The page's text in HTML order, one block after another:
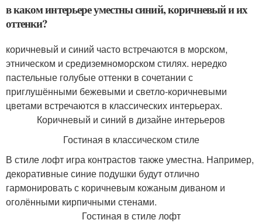
в каком интерьере уместны синий, коричневый и их
оттенки?
коричневый и синий часто встречаются в морском,
этническом и средиземноморском стилях. нередко
пастельные голубые оттенки в сочетании с
приглушёнными бежевыми и светло-коричневыми
цветами встречаются в классических интерьерах.
Коричневый и синий в дизайне интерьеров
Гостиная в классическом стиле
В стиле лофт игра контрастов также уместна. Например,
декоративные синие подушки будут отлично
гармонировать с коричневым кожаным диваном и
оголёнными кирпичными стенами.
Гостиная в стиле лофт